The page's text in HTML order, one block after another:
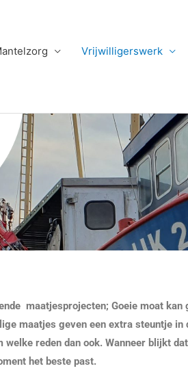
Vrijwilligerswerk
maatjesprojecten; Goeie moat kan
maatjes geven een extra steuntje
welke reden dan ook. Wanneer blijkt
het beste past.